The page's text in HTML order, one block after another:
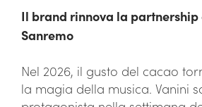
Il brand rinnova la partnership
Sanremo
Nel 2026, il gusto del cacao
la magia della musica. Vanini